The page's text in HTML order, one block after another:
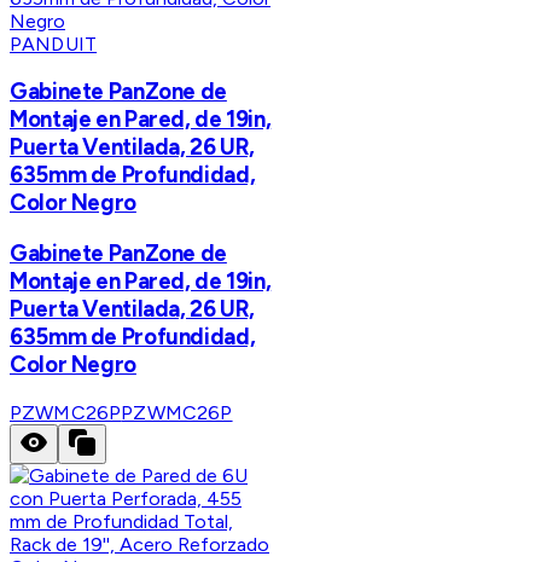
PANDUIT
Gabinete PanZone de
Montaje en Pared, de 19in,
Puerta Ventilada, 26 UR,
635mm de Profundidad,
Color Negro
Gabinete PanZone de
Montaje en Pared, de 19in,
Puerta Ventilada, 26 UR,
635mm de Profundidad,
Color Negro
PZWMC26PPZWMC26P